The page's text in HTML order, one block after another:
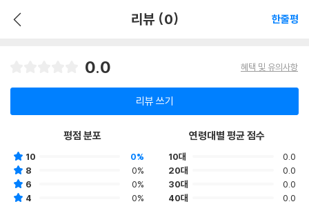
리뷰 (0) 한줄평
0.0 혜택 및 유의사항
리뷰 쓰기
평점 분포
10
0%
8
0%
6
0%
4
0%
연령대별 평균 점수
10대
0.0
20대
0.0
30대
0.0
40대
0.0